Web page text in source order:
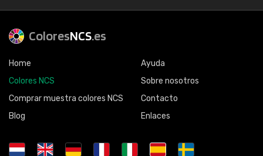
ColoresNCS.es
Home
Colores NCS
Comprar muestra colores NCS
Blog
Ayuda
Sobre nosotros
Contacto
Enlaces